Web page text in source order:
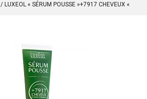
/ LUXEOL « SÉRUM POUSSE »+7917 CHEVEUX «